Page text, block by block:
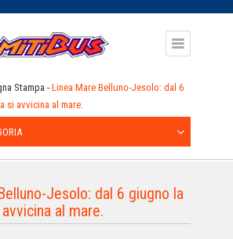
Stampa
Linea Mare Belluno-Jesolo: dal 6
si avvicina al mare.
Jesolo: dal 6 giugno la
al mare.